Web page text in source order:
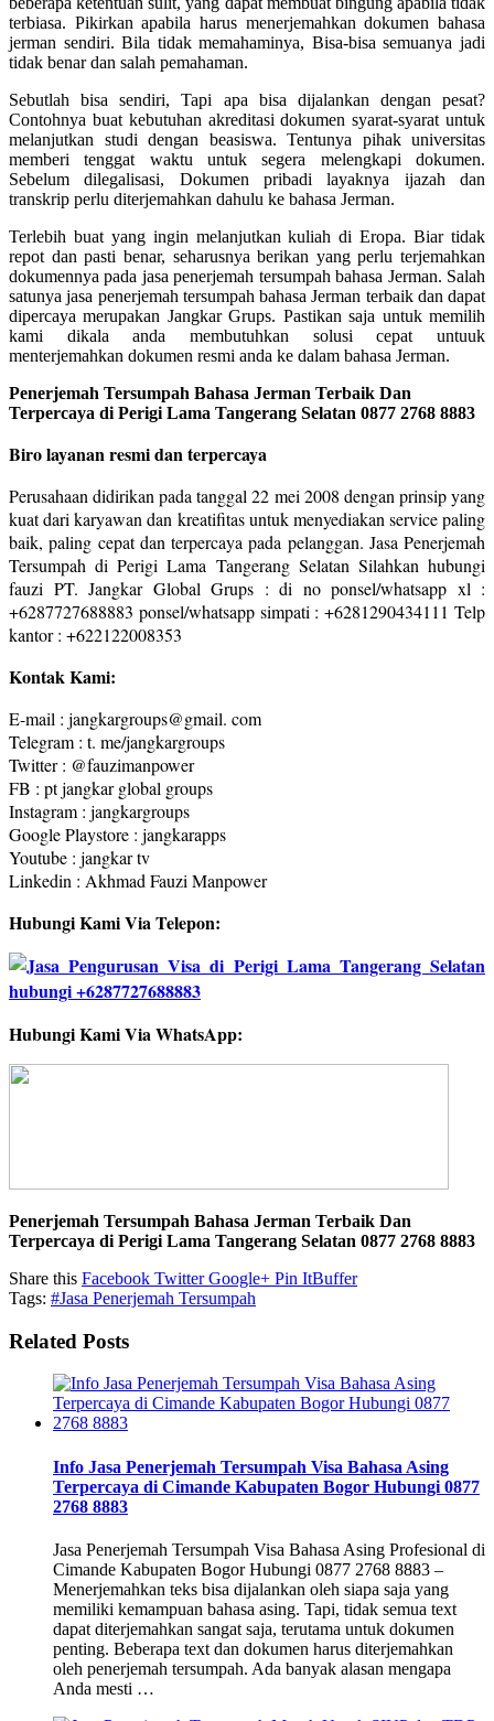
terbiasa. Pikirkan apabila harus menerjemahkan dokumen bahasa
jerman sendiri. Bila tidak memahaminya, Bisa-bisa semuanya jadi
tidak benar dan salah pemahaman.
Sebutlah bisa sendiri, Tapi apa bisa dijalankan dengan pesat?
Contohnya buat kebutuhan akreditasi dokumen syarat-syarat untuk
melanjutkan studi dengan beasiswa. Tentunya pihak universitas
memberi tenggat waktu untuk segera melengkapi dokumen.
Sebelum dilegalisasi, Dokumen pribadi layaknya ijazah dan
transkrip perlu diterjemahkan dahulu ke bahasa Jerman.
Terlebih buat yang ingin melanjutkan kuliah di Eropa. Biar tidak
repot dan pasti benar, seharusnya berikan yang perlu terjemahkan
dokumennya pada jasa penerjemah tersumpah bahasa Jerman. Salah
satunya jasa penerjemah tersumpah bahasa Jerman terbaik dan dapat
dipercaya merupakan Jangkar Grups. Pastikan saja untuk memilih
kami dikala anda membutuhkan solusi cepat untuuk
menterjemahkan dokumen resmi anda ke dalam bahasa Jerman.
Penerjemah Tersumpah Bahasa Jerman Terbaik Dan
Terpercaya di Perigi Lama Tangerang Selatan 0877 2768 8883
Biro layanan resmi dan terpercaya
Perusahaan didirikan pada tanggal 22 mei 2008 dengan prinsip yang
kuat dari karyawan dan kreatifitas untuk menyediakan service paling
baik, paling cepat dan terpercaya pada pelanggan. Jasa Penerjemah
Tersumpah di Perigi Lama Tangerang Selatan Silahkan hubungi
fauzi PT. Jangkar Global Grups : di no ponsel/whatsapp xl :
+6287727688883 ponsel/whatsapp simpati : +6281290434111 Telp
kantor : +622122008353
Kontak Kami:
E-mail : jangkargroups@gmail. com
Telegram : t. me/jangkargroups
Twitter : @fauzimanpower
FB : pt jangkar global groups
Instagram : jangkargroups
Google Playstore : jangkarapps
Youtube : jangkar tv
Linkedin : Akhmad Fauzi Manpower
Hubungi Kami Via Telepon:
Hubungi Kami Via WhatsApp:
Penerjemah Tersumpah Bahasa Jerman Terbaik Dan
Terpercaya di Perigi Lama Tangerang Selatan 0877 2768 8883
Share this Facebook TwitterGoogle+ Pin ItBuffer
Tags: #Jasa Penerjemah Tersumpah
Related Posts
Info Jasa Penerjemah Tersumpah Visa Bahasa Asing
Terpercaya di Cimande Kabupaten Bogor Hubungi 0877
2768 8883
Jasa Penerjemah Tersumpah Visa Bahasa Asing Profesional di
Cimande Kabupaten Bogor Hubungi 0877 2768 8883 –
Menerjemahkan teks bisa dijalankan oleh siapa saja yang
memiliki kemampuan bahasa asing. Tapi, tidak semua text
dapat diterjemahkan sangat saja, terutama untuk dokumen
penting. Beberapa text dan dokumen harus diterjemahkan
oleh penerjemah tersumpah. Ada banyak alasan mengapa
Anda mesti …